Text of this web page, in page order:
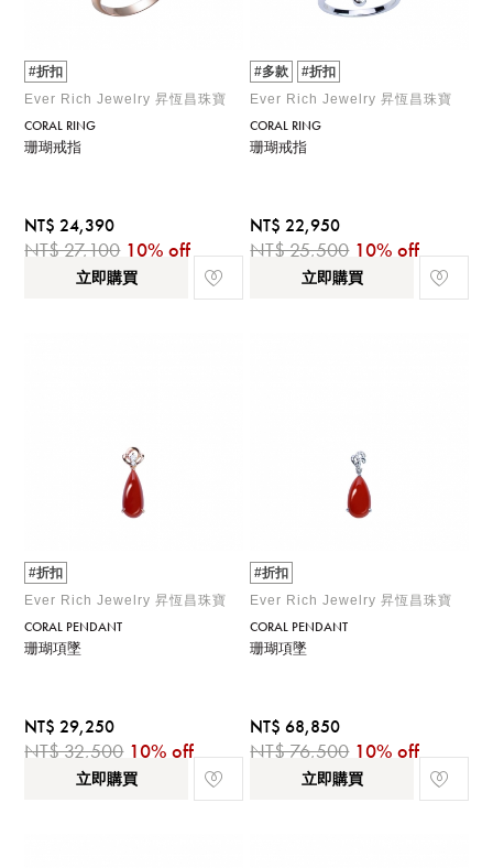
#折扣
Ever Rich Jewelry 昇恆昌珠寶
CORAL RING
珊瑚戒指
NT$ 24,390
NT$ 27,100 10% off
立即購買
#多款
#折扣
Ever Rich Jewelry 昇恆昌珠寶
CORAL RING
珊瑚戒指
NT$ 22,950
NT$ 25,500 10% off
立即購買
#折扣
Ever Rich Jewelry 昇恆昌珠寶
CORAL PENDANT
珊瑚項墜
NT$ 29,250
NT$ 32,500 10% off
立即購買
#折扣
Ever Rich Jewelry 昇恆昌珠寶
CORAL PENDANT
珊瑚項墜
NT$ 68,850
NT$ 76,500 10% off
立即購買